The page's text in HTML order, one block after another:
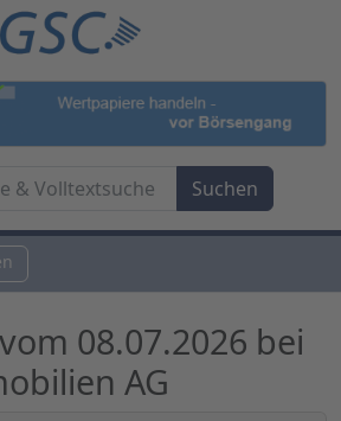
08.07.2026 bei
AG